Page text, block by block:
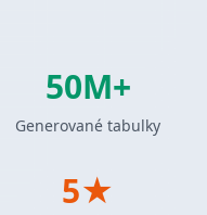
50M+
Generované tabulky
5★